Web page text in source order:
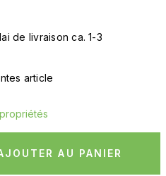
de livraison ca. 1-3
article
AU PANIER